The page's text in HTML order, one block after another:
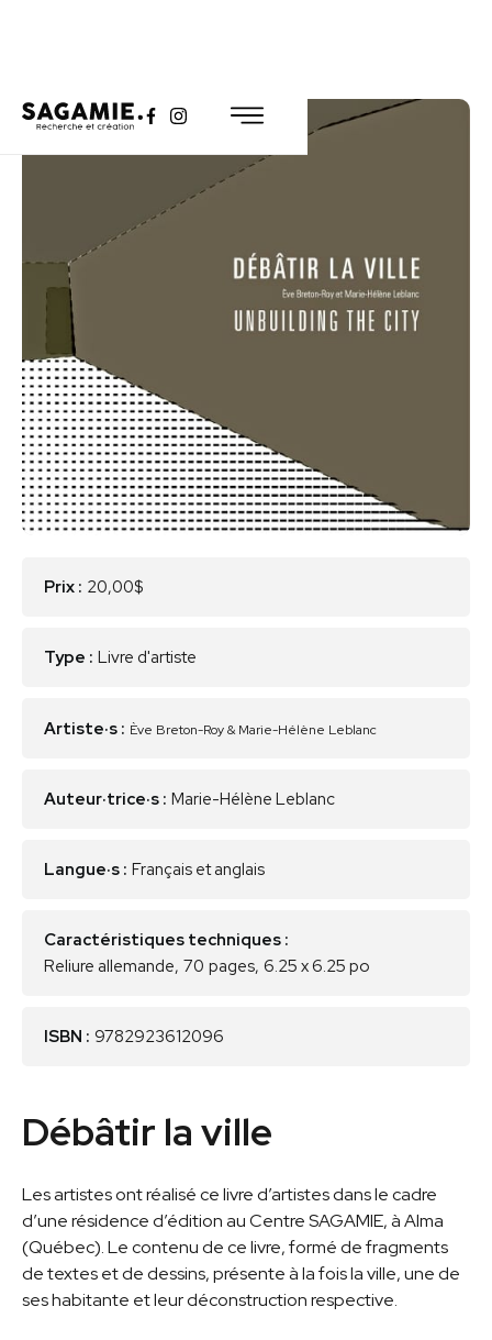
Prix : 20,00$
Type : Livre d'artiste
Artiste·s : Ève Breton-Roy & Marie-Hélène Leblanc
Auteur·trice·s : Marie-Hélène Leblanc
Langue·s : Français et anglais
Caractéristiques techniques :
Reliure allemande, 70 pages, 6.25 x 6.25 po
ISBN : 9782923612096
Débâtir la ville
Les artistes ont réalisé ce livre d’artistes dans le cadre
d’une résidence d’édition au Centre SAGAMIE, à Alma
(Québec). Le contenu de ce livre, formé de fragments
de textes et de dessins, présente à la fois la ville, une de
ses habitante et leur déconstruction respective.